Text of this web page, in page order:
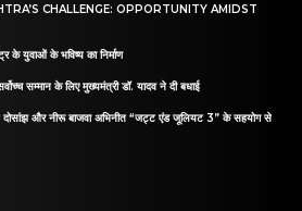
CHALLENGE: OPPORTUNITY AMIDST
के युवाओं के भविष्य का निर्माण
सम्मान के लिए मुख्यमंत्री डॉ. यादव ने दी बधाई
दोसांझ और नीरू बाजवा अभिनीत “जट्ट एंड जूलियट 3” के सहयोग से